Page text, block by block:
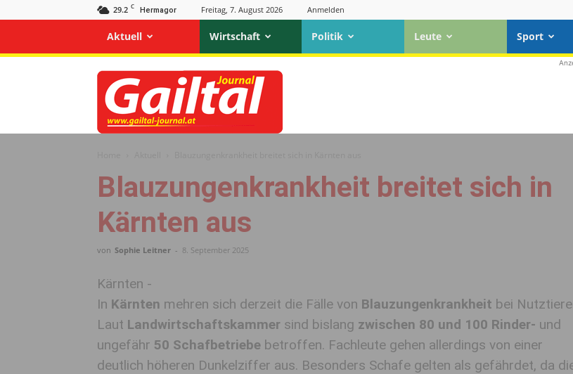
29.2 C Hermagor Freitag, 7. August 2026 Anmelden
Aktuell Wirtschaft Politik Leute Sport
Gailtal
Journal
Blauzungenkrankheit breitet sich in
Kärnten aus
von Sophie Leitner - 8. September 2025
Kärnten -
In Kärnten mehren sich derzeit die Fälle von Blauzungenkrankheit bei
Laut Landwirtschaftskammer sind bislang zwischen 80 und 100 Rinder- und
ungefähr 50 Schafbetriebe betroffen. Fachleute gehen allerdings von einer
deutlich höheren Dunkelziffer aus. Besonders Schafe gelten als gefährdet, da